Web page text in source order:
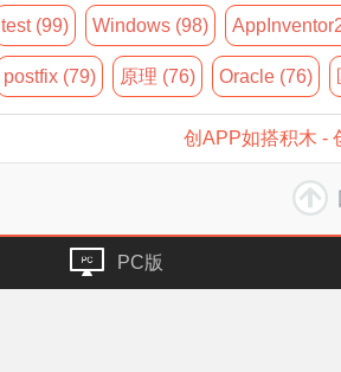
test (99) Windows (98)
postfix (79) 原理 (76) Oracle (76)
创APP如搭积木 -
PC版